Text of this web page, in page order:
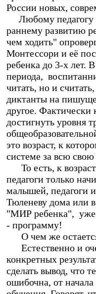
России новых,
Любому педагогу
раннему развитию
чем ходить"
Монтессори и её
ребенка до 3-х лет.
периода,
читать, но и
диктанты на
другое. Фактически
достигнуть уровня
это возраст, к
системе за всю свою
То есть, к
педагоги только
малышей, педагоги
Тюленеву дома или
"МИР ребенка", уже
- программу!
О чем же
Естественно и
конкретных
сделать вывод, что
ошибочна, от